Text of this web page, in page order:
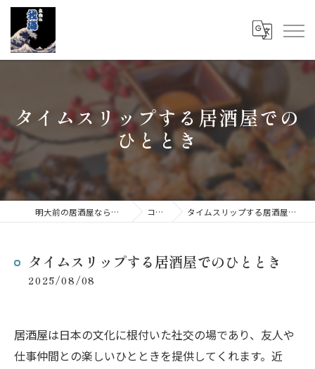
タイムスリップする居酒屋での
ひととき
明大前の居酒屋なら立呑み 我海 コラム タイムスリップする居酒屋でのひととき
タイムスリップする居酒屋でのひととき
2025/08/08
居酒屋は日本の文化に根付いた社交の場であり、友人や
仕事仲間との楽しいひとときを提供してくれます。近